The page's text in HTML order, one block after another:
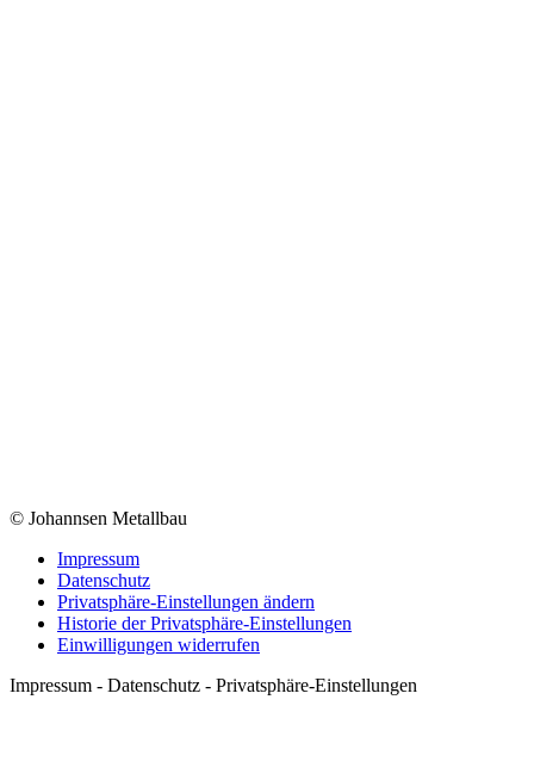
© Johannsen Metallbau
Impressum
Datenschutz
Privatsphäre-Einstellungen ändern
Historie der Privatsphäre-Einstellungen
Einwilligungen widerrufen
Impressum - Datenschutz - Privatsphäre-Einstellungen